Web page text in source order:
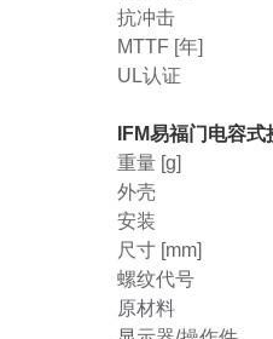
抗冲击
MTTF [年]
UL认证
IFM易福门电容
重量 [g]
外壳
安装
尺寸 [mm]
螺纹代号
原材料